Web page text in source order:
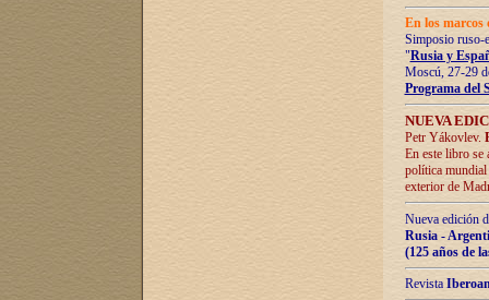
En los marcos
Simposio ruso-
"Rusia y
Moscú, 27-29
Programa del
NUEVA
Petr Yákovlev.
En este libro se
política mundial
exterior de
Nueva edición
Rusia -
(125 años de
Revista